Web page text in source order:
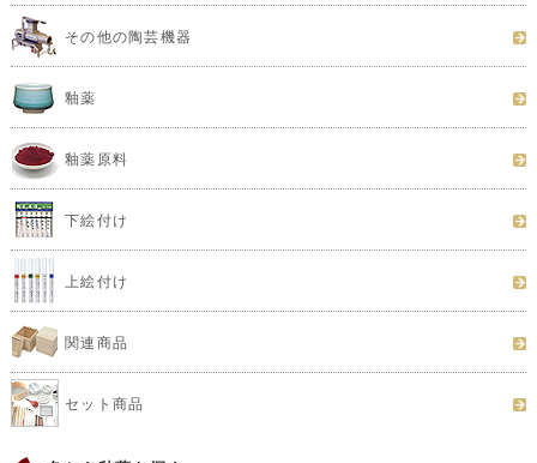
その他の陶芸機器
釉薬
釉薬原料
下絵付け
上絵付け
関連商品
セット商品